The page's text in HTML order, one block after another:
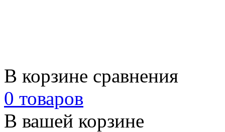
В корзине сравнения
0 товаров
В вашей корзине